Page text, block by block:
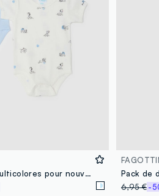
Bipack de bodies multicolores pour nouveau-nés en coton pur avec imprimés
6,95 €-